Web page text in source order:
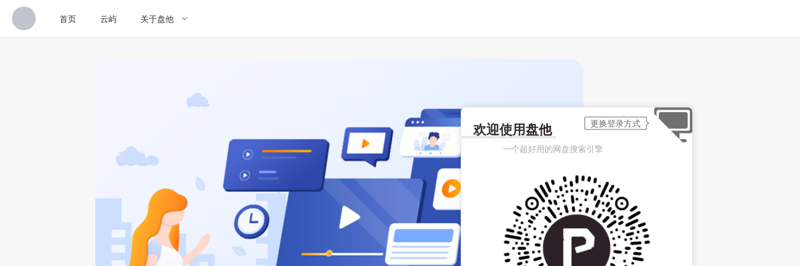
首页 云屿 关于盘他
欢迎使用盘他
一个超好用的网盘搜索引擎